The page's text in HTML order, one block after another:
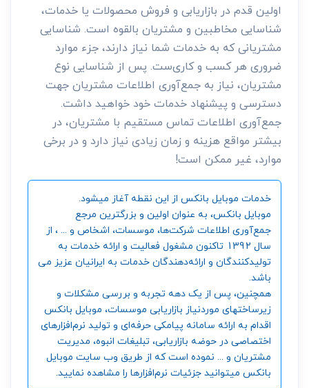
اولین قدم در بازاریابی و فروش محصولات یا خدمات،
شناسایی مخاطبین و مشتریان بالقوه است. شناسایی
مشتریانی که به خدمات شما نیاز دارند، جزء موارد
ضروری هر کسب و کاری‌ست. پس از شناسایی نوع
مشتریان، نیاز به جمع‌آوری اطلاعات مشتریان جهت
دسترسی و پیشنهاد خدمات خود خواهید داشت.
جمع‌آوری اطلاعات تماس مستقیم با مشتریان، در
بیشتر مواقع هزینه و زمان زیادی نیاز دارد و در برخی
موارد، غیر ممکن است!
خدمات موبایل بانکس از این نقطه آغاز میشود.
موبایل بانکس، به عنوان اولین و بزرگترین مرجع
جمع‌آوری اطلاعات شرکت‌ها، موسسات، اشخاص و ... ، از
سال 1392 تاکنون مشغول فعالیت و ارائه خدمات به
تولیدکنندگان و ارائه‌دهندگان خدمات به ایرانیان عزیز می
باشد.
همچنین، پس از یک دهه تجربه و بررسی مشکلات و
زیرساختهای موردنیاز بازاریابی موسسات، موبایل بانکس
اقدام به ارائه سامانه‌ پیامکی حرفه‌ای و تولید نرم‌افزارهای
اختصاصی در حوضه بازاریابی، تبلیغات انبوه، مدیریت
مشتریان و ... نموده است که از طریق وب سایت موبایل
بانکس میتوانید جزئیات نرم‌افزارها را مشاهده نمایید.